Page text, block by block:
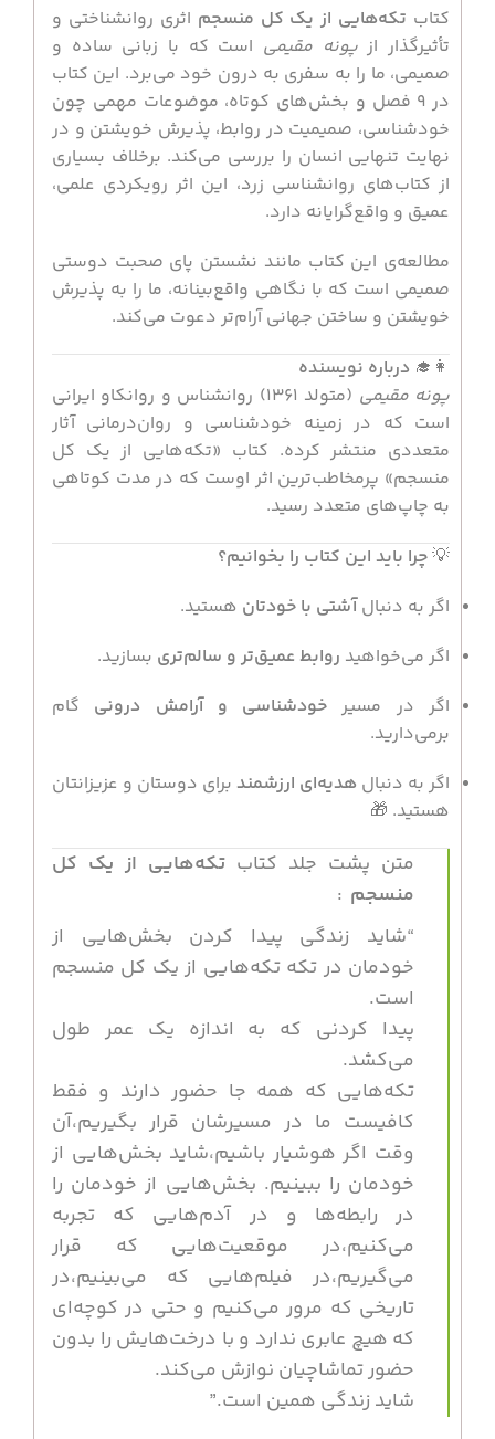
کتاب تکه‌هایی از یک کل منسجم اثری روانشناختی و
تأثیرگذار ازپونه مقیمی است که با زبانی ساده و
صمیمی، ما را به سفری به درون خود می‌برد. این کتاب
در ۹ فصل و بخش‌های کوتاه، موضوعات مهمی چون
خودشناسی، صمیمیت در روابط، پذیرش خویشتن و در
نهایت تنهایی انسان را بررسی می‌کند. برخلاف بسیاری
از کتاب‌های روانشناسی زرد، این اثر رویکردی علمی،
عمیق و واقع‌گرایانه دارد.
مطالعه‌ی این کتاب مانند نشستن پای صحبت دوستی
صمیمی است که با نگاهی واقع‌بینانه، ما را به پذیرش
خویشتن و ساختن جهانی آرام‌تر دعوت می‌کند.
👩‍🎓 درباره نویسنده
پونه مقیمی
(متولد ۱۳۶۱) روانشناس و روانکاو ایرانی
است که در زمینه خودشناسی و روان‌درمانی آثار
متعددی منتشر کرده. کتاب «تکه‌هایی از یک کل
منسجم» پرمخاطب‌ترین اثر اوست که در مدت کوتاهی
به چاپ‌های متعدد رسید.
💡چرا باید این کتاب را بخوانیم؟
اگر به دنبالآشتی با خودتان هستید.
اگر می‌خواهید روابط عمیق‌تر و سالم‌تری بسازید.
اگر در مسیر خودشناسی و آرامش درونی گام
برمی‌دارید.
اگر به دنبال هدیه‌ای ارزشمند برای دوستان و عزیزانتان
هستید. 🎁
متن پشت جلد کتاب تکه‌هایی از یک کل
منسجم :
“شاید زندگی پیدا کردن بخش‌هایی از
خودمان در تکه تکه‌هایی از یک کل منسجم
است.
پیدا کردنی که به اندازه یک عمر طول
می‌کشد.
تکه‌هایی که همه جا حضور دارند و فقط
کافیست ما در مسیرشان قرار بگیریم،آن
وقت اگر هوشیار باشیم،شاید بخش‌هایی از
خودمان را ببینیم. بخش‌هایی از خودمان را
در رابطه‌ها و در آدم‌هایی که تجربه
می‌کنیم،در موقعیت‌هایی که قرار
می‌گیریم،در فیلم‌هایی که می‌بینیم،در
تاریخی که مرور می‌کنیم و حتی در کوچه‌ای
که هیچ عابری ندارد و با درخت‌هایش را بدون
حضور تماشاچیان نوازش می‌کند.
شاید زندگی همین است.”